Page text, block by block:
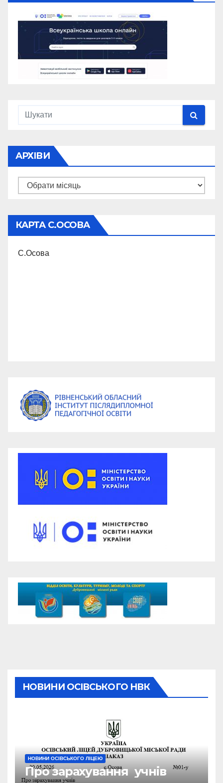
АРХІВИ
Архіви
КАРТА С.ОСОВА
С.Осова
НОВИНИ ОСІВСЬКОГО НВК
НОВИНИ ОСІВСЬКОГО ЛІЦЕЮ
Про зарахування учнів